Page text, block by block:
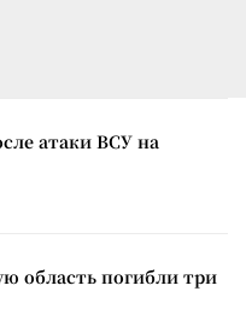
атаки ВСУ на
область погибли три